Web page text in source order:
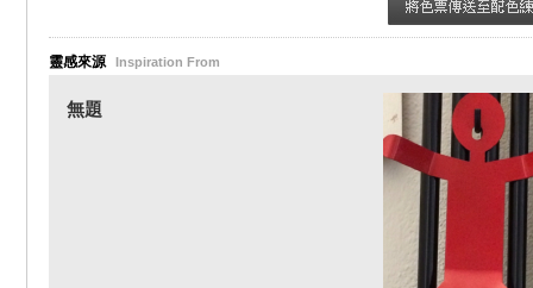
靈感來源 Inspiration From
無題